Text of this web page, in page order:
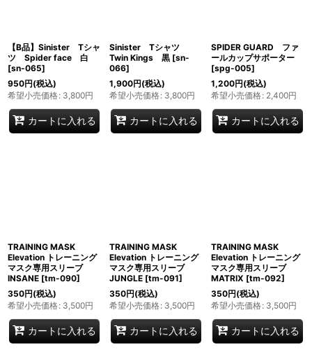
【B品】Sinister Tシャ
ツ Spider face 白
[sn-065]
950円(税込)
希望小売価格: 3,800円
カートに入れる
Sinister Tシャツ
Twin Kings 黒 [sn-
066]
1,900円(税込)
希望小売価格: 3,800円
カートに入れる
SPIDER GUARD ファ
ールカップサポーター
[spg-005]
1,200円(税込)
希望小売価格: 2,400円
カートに入れる
TRAINING MASK
Elevation トレーニング
マスク専用スリーブ
INSANE [tm-090]
350円(税込)
希望小売価格: 3,500円
カートに入れる
TRAINING MASK
Elevation トレーニング
マスク専用スリーブ
JUNGLE [tm-091]
350円(税込)
希望小売価格: 3,500円
カートに入れる
TRAINING MASK
Elevation トレーニング
マスク専用スリーブ
MATRIX [tm-092]
350円(税込)
希望小売価格: 3,500円
カートに入れる